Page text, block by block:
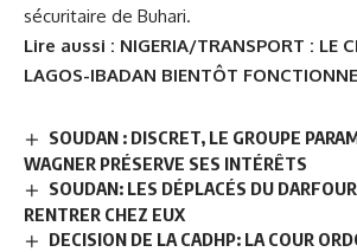
sécuritaire de Buhari.
Lire aussi : NIGERIA/TRANSPORT : LE
LAGOS-IBADAN BIENTÔT
SOUDAN : DISCRET, LE GROUPE
WAGNER PRÉSERVE SES INTÉRÊTS
SOUDAN: LES DÉPLACÉS DU
RENTRER CHEZ EUX
DECISION DE LA CADHP: LA COUR